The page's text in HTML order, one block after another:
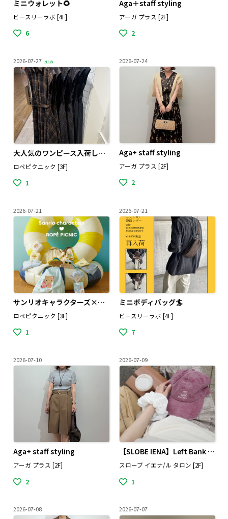
ミニウォレット🌻
ビースリーラボ [4F]
6
Aga＋staff styling
アーガ プラス [2F]
2
2026-07-27 NEW
大人気のワンピース入荷しました🧡
ロペピクニック [3F]
1
2026-07-24
Aga+ staff styling
アーガ プラス [2F]
2
2026-07-21
サンリオキャラクターズ×ROPÉ PICNICコラボレーションアイテムが登場！
ロペピクニック [3F]
1
2026-07-21
ミニボディバッグ🏄
ビースリーラボ [4F]
7
2026-07-10
Aga+ staff styling
アーガ プラス [2F]
2
2026-07-09
【SLOBE IENA】Left Bank Books
スローブ イエナ/ル タロン [2F]
1
2026-07-08 2026-07-07